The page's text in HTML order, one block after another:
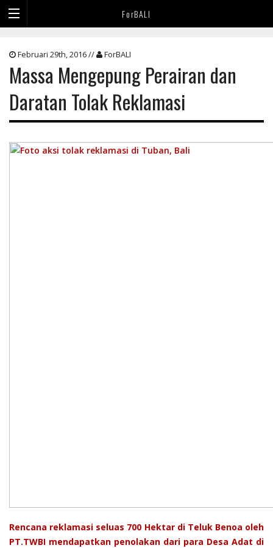
ForBALI
Februari 29th, 2016 // ForBALI
Massa Mengepung Perairan dan
Daratan Tolak Reklamasi
Rencana reklamasi seluas 700 Hektar di Teluk Benoa oleh
PT.TWBI mendapatkan penolakan dari para Desa Adat di